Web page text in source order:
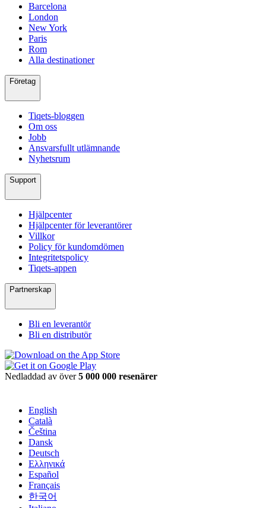
Barcelona
London
New York
Paris
Rom
Alla destinationer
Företag
Tiqets-bloggen
Om oss
Jobb
Ansvarsfullt utlämnande
Nyhetsrum
Support
Hjälpcenter
Hjälpcenter för leverantörer
Villkor
Policy för kundomdömen
Integritetspolicy
Tiqets-appen
Partnerskap
Bli en leverantör
Bli en distributör
Nedladdad av över5 000 000 resenärer
English
Català
Čeština
Dansk
Deutsch
Ελληνικά
Español
Français
한국어